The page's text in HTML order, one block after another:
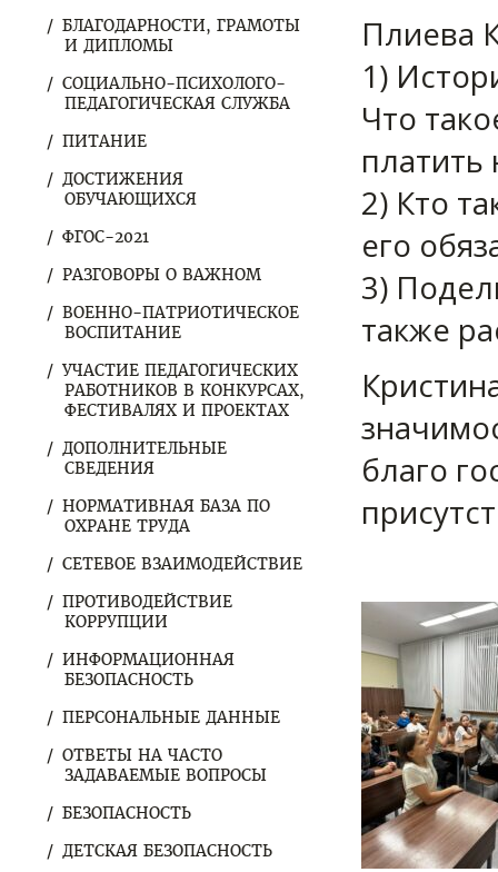
БЛАГОДАРНОСТИ, ГРАМОТЫ
И ДИПЛОМЫ
СОЦИАЛЬНО-ПСИХОЛОГО-
ПЕДАГОГИЧЕСКАЯ СЛУЖБА
ПИТАНИЕ
ДОСТИЖЕНИЯ
ОБУЧАЮЩИХСЯ
ФГОС-2021
РАЗГОВОРЫ О ВАЖНОМ
ВОЕННО-ПАТРИОТИЧЕСКОЕ
ВОСПИТАНИЕ
УЧАСТИЕ ПЕДАГОГИЧЕСКИХ
РАБОТНИКОВ В КОНКУРСАХ,
ФЕСТИВАЛЯХ И ПРОЕКТАХ
ДОПОЛНИТЕЛЬНЫЕ
СВЕДЕНИЯ
НОРМАТИВНАЯ БАЗА ПО
ОХРАНЕ ТРУДА
СЕТЕВОЕ ВЗАИМОДЕЙСТВИЕ
ПРОТИВОДЕЙСТВИЕ
КОРРУПЦИИ
ИНФОРМАЦИОННАЯ
БЕЗОПАСНОСТЬ
ПЕРСОНАЛЬНЫЕ ДАННЫЕ
ОТВЕТЫ НА ЧАСТО
ЗАДАВАЕМЫЕ ВОПРОСЫ
БЕЗОПАСНОСТЬ
ДЕТСКАЯ БЕЗОПАСНОСТЬ
Плиева
1)
Что
платить
2) Кто
его
3)
также
благо